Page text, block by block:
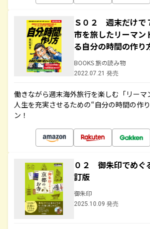
Ｓ０２ 週末だけで
市を旅したリーマン
る自分の時間の作り
BOOKS 旅の読み物
2022.07.21 発売
働きながら週末海外旅行を楽しむ「リーマ
人生を充実させるための“自分の時間の作
ン！
０２ 御朱印でめ
訂版
御朱印
2025.10.09 発売